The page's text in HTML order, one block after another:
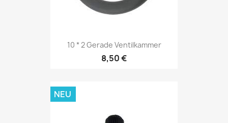
10 * 2 Gerade Ventilkammer
8,50 €
NEU